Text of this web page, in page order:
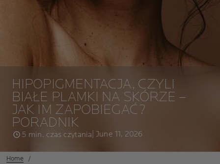
HIPOPIGMENTACJA, CZYLI
BIAŁE PLAMKI NA SKÓRZE –
JAK IM ZAPOBIEGAĆ?
PORADNIK
5 min. czas czytania | June 11, 2026
Home